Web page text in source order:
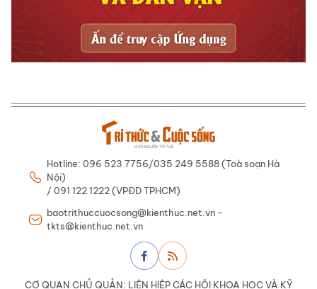
Hotline: 096 523 7756/035 249 5588 (Toà soạn Hà
Nội)
/ 091 122 1222 (VPĐD TPHCM)
baotrithuccuocsong@kienthuc.net.vn -
tkts@kienthuc.net.vn
CƠ QUAN CHỦ QUẢN: LIÊN HIỆP CÁC HỘI KHOA HỌC VÀ KỸ